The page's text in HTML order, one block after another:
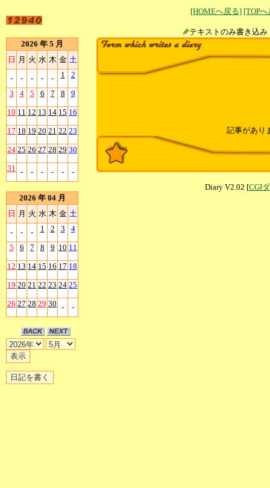
[HOMEへ戻る] [TOP
テキストのみ書
2026 年 5 月
日 月 火 水 木 金 土
- - - - - 1 2
3 4 5 6 7 8 9
10 11 12 13 14 15 16
17 18 19 20 21 22 23
24 25 26 27 28 29 30
31 - - - - - -
2026 年 04 月
日 月 火 水 木 金 土
- - - 1 2 3 4
5 6 7 8 9 10 11
12 13 14 15 16 17 18
19 20 21 22 23 24 25
26 27 28 29 30 - -
記事があり
Diary V2.02 [CGI